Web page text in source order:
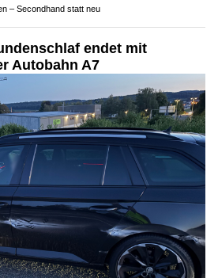
– Secondhand statt neu
endet mit
Autobahn A7